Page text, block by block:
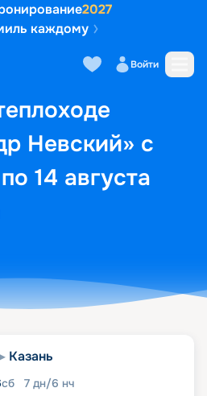
2027
каждому
Войти
Невский» с
14 августа
кают Маршрут и
Казань
сб 7 дн/6 нч